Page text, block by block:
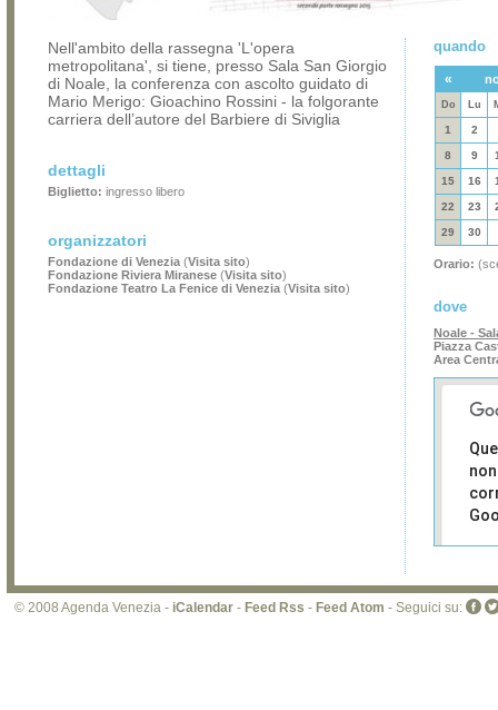
Nell'ambito della rassegna 'L'opera
metropolitana', si tiene, presso Sala San Giorgio
di Noale, la conferenza con ascolto guidato di
Mario Merigo: Gioachino Rossini - la folgorante
carriera dell’autore del Barbiere di Siviglia
dettagli
Biglietto: ingresso libero
organizzatori
Fondazione di Venezia (Visita sito)
Fondazione Riviera Miranese (Visita sito)
Fondazione Teatro La Fenice di Venezia (Visita sito)
quando
«
Do Lu
1 2
8 9
15 16
22 23
29 30
Orario:
dove
Noale -
Piazza
Area
di
sito
© 2008 Agenda Venezia - iCalendar - Feed Rss - Feed Atom - Seguici su: